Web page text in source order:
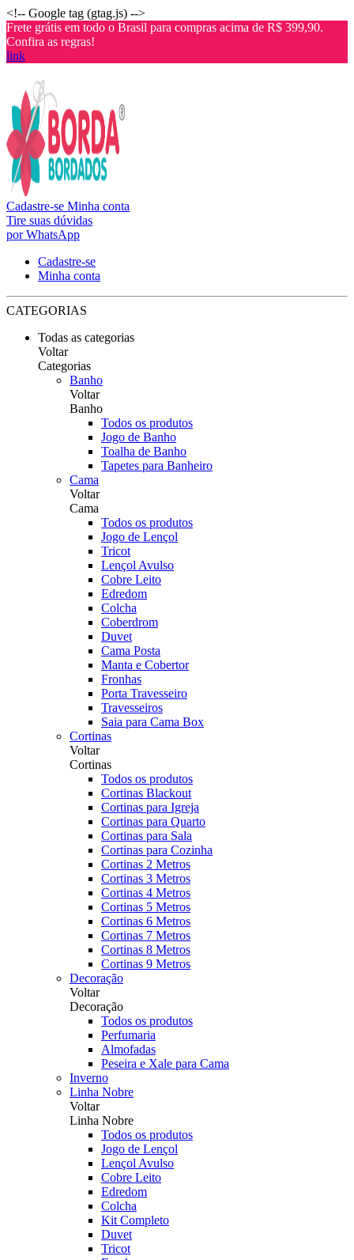
<!-- Google tag (gtag.js) -->
Frete grátis em todo o Brasil para compras acima de R$ 399,90.
Confira as regras!
link
Cadastre-se Minha conta
Tire suas dúvidas
por WhatsApp
Cadastre-se
Minha conta
CATEGORIAS
Todas as categorias
Voltar
Categorias
Banho
Voltar
Banho
Todos os produtos
Jogo de Banho
Toalha de Banho
Tapetes para Banheiro
Cama
Voltar
Cama
Todos os produtos
Jogo de Lençol
Tricot
Lençol Avulso
Cobre Leito
Edredom
Colcha
Coberdrom
Duvet
Cama Posta
Manta e Cobertor
Fronhas
Porta Travesseiro
Travesseiros
Saia para Cama Box
Cortinas
Voltar
Cortinas
Todos os produtos
Cortinas Blackout
Cortinas para Igreja
Cortinas para Quarto
Cortinas para Sala
Cortinas para Cozinha
Cortinas 2 Metros
Cortinas 3 Metros
Cortinas 4 Metros
Cortinas 5 Metros
Cortinas 6 Metros
Cortinas 7 Metros
Cortinas 8 Metros
Cortinas 9 Metros
Decoração
Voltar
Decoração
Todos os produtos
Perfumaria
Almofadas
Peseira e Xale para Cama
Inverno
Linha Nobre
Voltar
Linha Nobre
Todos os produtos
Jogo de Lençol
Lençol Avulso
Cobre Leito
Edredom
Colcha
Kit Completo
Duvet
Tricot